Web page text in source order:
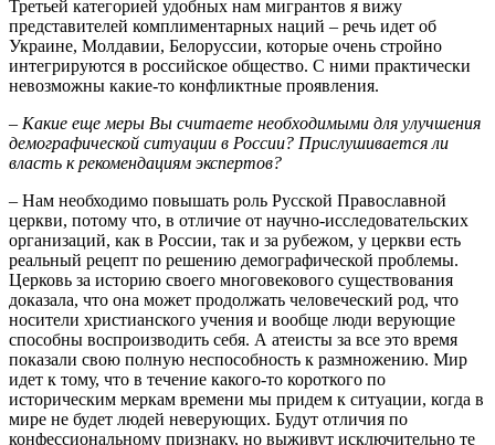
Третьей категорией удобных нам мигрантов я вижу
представителей комплиментарных наций – речь идет об
Украине, Молдавии, Белоруссии, которые очень стройно
интегрируются в российское общество. С ними практически
невозможны какие-то конфликтные проявления.
– Какие еще меры Вы считаете необходимыми для улучшения
демографической ситуации в России? Прислушивается ли
власть к рекомендациям экспертов?
– Нам необходимо повышать роль Русской Православной
церкви, потому что, в отличие от научно-исследовательских
организаций, как в России, так и за рубежом, у церкви есть
реальный рецепт по решению демографической проблемы.
Церковь за историю своего многовекового существования
доказала, что она может продолжать человеческий род, что
носители христианского учения и вообще люди верующие
способны воспроизводить себя. А атеисты за все это время
показали свою полную неспособность к размножению. Мир
идет к тому, что в течение какого-то короткого по
историческим меркам времени мы придем к ситуации, когда в
мире не будет людей неверующих. Будут отличия по
конфессиональному признаку, но выживут исключительно те